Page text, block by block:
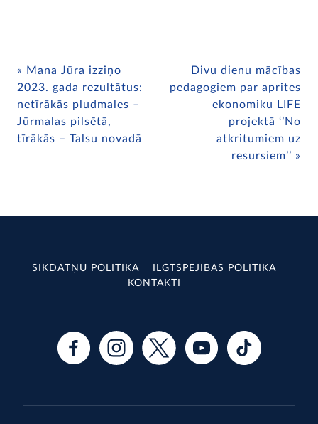
Mana Jūra izziņo
2023. gada rezultātus:
netīrākās pludmales –
Jūrmalas pilsētā,
tīrākās – Talsu novadā
Divu dienu mācības
pedagogiem par aprites
ekonomiku LIFE
projektā ‘’No
atkritumiem uz
resursiem’’
SĪKDATŅU POLITIKA
ILGTSPĒJĪBAS POLITIKA
KONTAKTI